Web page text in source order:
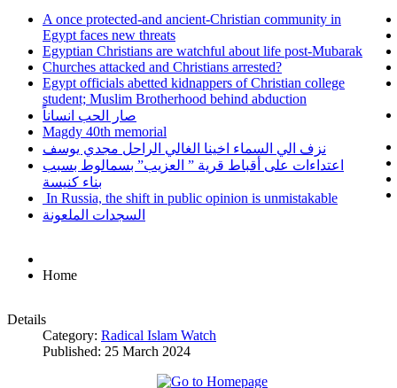
A once protected-and ancient-Christian community in
Egypt faces new threats
Egyptian Christians are watchful about life post-Mubarak
Churches attacked and Christians arrested?
Egypt officials abetted kidnappers of Christian college
student; Muslim Brotherhood behind abduction
صار الحب انساناً
Magdy 40th memorial
نزف الي السماء اخينا الغالي الراحل مجدي يوسف
اعتداءات على أقباط قرية ” العزيب” بسمالوط بسبب
بناء كنيسة
In Russia, the shift in public opinion is unmistakable
السجدات الملعونة
Home
Details
Category: Radical Islam Watch
Published: 25 March 2024